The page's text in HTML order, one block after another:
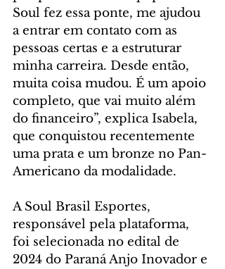
Soul fez essa ponte, me ajudou
a entrar em contato com as
pessoas certas e a estruturar
minha carreira. Desde então,
muita coisa mudou. É um apoio
completo, que vai muito além
do financeiro”, explica Isabela,
que conquistou recentemente
uma prata e um bronze no Pan-
Americano da modalidade.
A Soul Brasil Esportes,
responsável pela plataforma,
foi selecionada no edital de
2024 do Paraná Anjo Inovador e